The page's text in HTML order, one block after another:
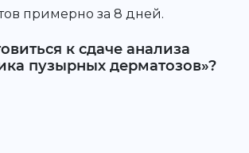
примерно за 8 дней.
к сдаче анализа
пузырных дерматозов»?